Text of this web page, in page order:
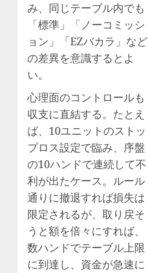
み、同じテーブル内でも
「標準」「ノーコミッシ
ョン」「EZバカラ」など
の差異を意識するとよ
い。
心理面のコントロールも
収支に直結する。たとえ
ば、10ユニットのストッ
プロス設定で臨み、序盤
の10ハンドで連続して不
利が出たケース。ルール
通りに撤退すれば損失は
限定されるが、取り戻そ
うと額を倍々にすれば、
数ハンドでテーブル上限
に到達し、資金が急速に